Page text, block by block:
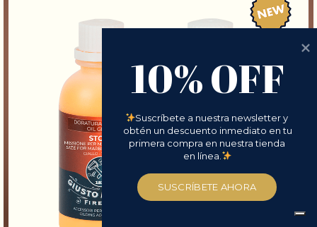
10% OFF
Suscríbete a nuestra newsletter y
obtén un descuento inmediato en tu
primera compra en nuestra tienda
en línea.
SUSCRÍBETE AHORA